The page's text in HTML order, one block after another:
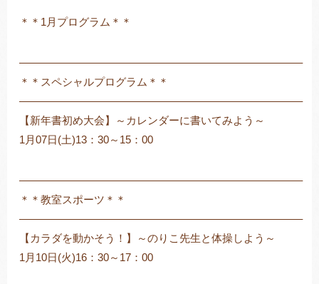
＊＊1月プログラム＊＊
——————————————————————————–
＊＊スペシャルプログラム＊＊
——————————————————————————–
【新年書初め大会】～カレンダーに書いてみよう～
1月07日(土)13：30～15：00
——————————————————————————–
＊＊教室スポーツ＊＊
——————————————————————————–
【カラダを動かそう！】～のりこ先生と体操しよう～
1月10日(火)16：30～17：00